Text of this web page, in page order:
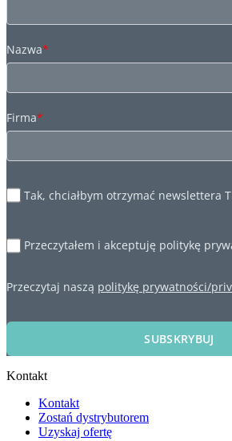
Nazwa*
Firma*
Tak, chciałbym otrzymać newslettera
Przeczytałem i akceptuję politykę
Przeczytaj naszą politykę prywatności/
SUBSKRYBUJ
Kontakt
Kontakt
Zostań dystrybutorem
Uzyskaj ofertę